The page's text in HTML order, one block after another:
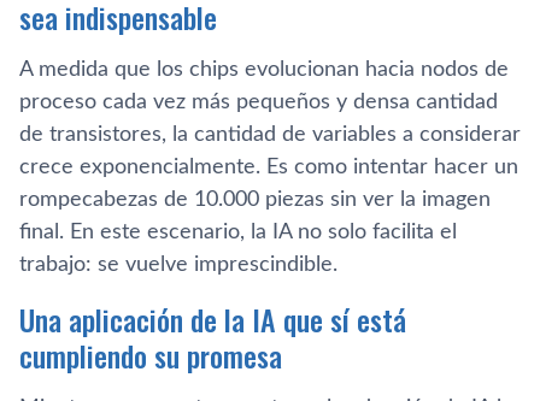
sea indispensable
A medida que los chips evolucionan hacia nodos de
proceso cada vez más pequeños y densa cantidad
de transistores, la cantidad de variables a considerar
crece exponencialmente. Es como intentar hacer un
rompecabezas de 10.000 piezas sin ver la imagen
final. En este escenario, la IA no solo facilita el
trabajo: se vuelve imprescindible.
Una aplicación de la IA que sí está
cumpliendo su promesa